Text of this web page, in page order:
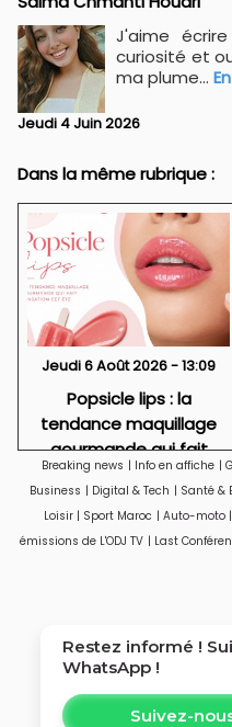
J'aime
curiosité et
ma plume...
Jeudi 4 Juin 2026
Dans la même rubrique :
Jeudi 6 Août 2026 - 13:09
Popsicle lips : la
tendance maquillage
gourmande qui fait
sensation cet été
Breaking news | Info en affiche |
Business | Digital & Tech | Santé &
Loisir | Sport Maroc | Auto-moto |
émissions de L'ODJ TV | Last
Restez informé !
WhatsApp !
Suivez-